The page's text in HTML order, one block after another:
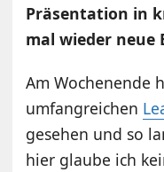
Präsentation in
mal wieder neue
Am Wochenende
umfangreichen
gesehen und so
hier glaube ich